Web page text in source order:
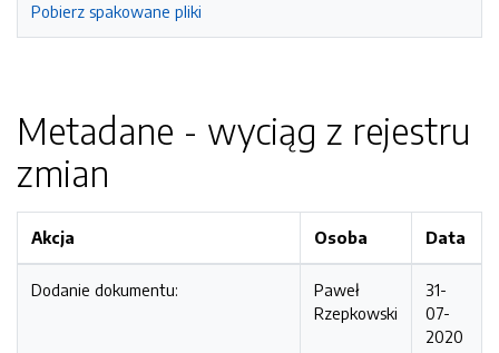
Pobierz spakowane pliki
Metadane - wyciąg z rejestru
zmian
Akcja Osoba Data
Dodanie dokumentu:
Paweł
Rzepkowski
31-
07-
2020